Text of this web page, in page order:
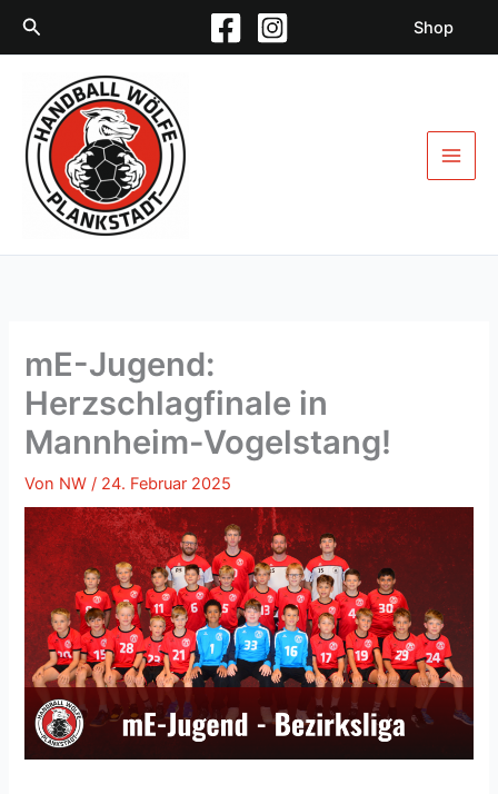
Inhalt
Suchen Shop
mE-Jugend:
Herzschlagfinale in
Mannheim-Vogelstang!
Von NW/ 24. Februar 2025